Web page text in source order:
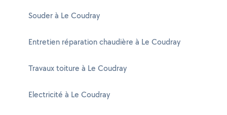
Souder à Le Coudray
Entretien réparation chaudière à Le Coudray
Travaux toiture à Le Coudray
Electricité à Le Coudray